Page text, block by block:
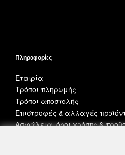
Πληροφορίες
Εταιρία
Τρόποι πληρωμής
Τρόποι αποστολής
Επιστροφές & αλλαγές
Ασφάλεια, όροι χρήσης &